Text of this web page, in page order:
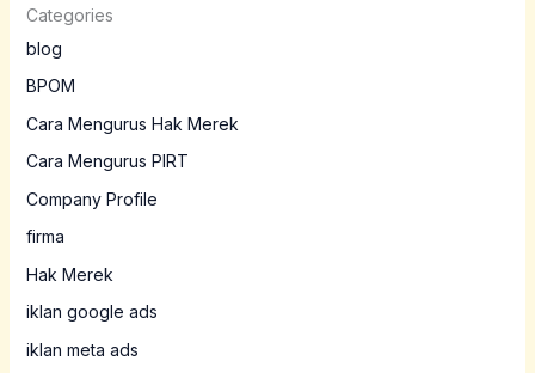
Categories
blog
BPOM
Cara Mengurus Hak Merek
Cara Mengurus PIRT
Company Profile
firma
Hak Merek
iklan google ads
iklan meta ads